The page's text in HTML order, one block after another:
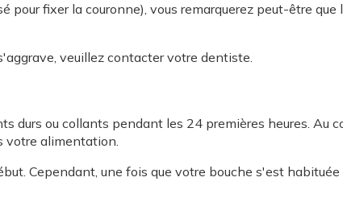
fixer la couronne), vous remarquerez peut-être
veuillez contacter votre dentiste.
durs ou collants pendant les 24 premières heures. Au
votre alimentation.
Cependant, une fois que votre bouche s'est